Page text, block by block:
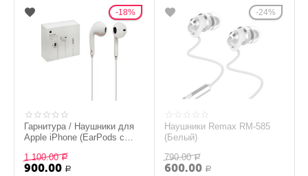
18%
Гарнитура / Наушники для
Apple iPhone (EarPods с
1 100.00 Р
900.00 Р
24%
Наушники Remax RM-585
(Белый)
790.00 Р
600.00 Р